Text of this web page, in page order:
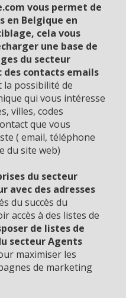
vous permet de
en Belgique en
cela vous
une base de
du secteur
contacts emails
la possibilité de
qui vous intéresse
villes, codes
que vous
( email, téléphone
du site web)
du secteur
avec des adresses
du succès du
accès à des listes de
de listes de
secteur Agents
maximiser les
de marketing